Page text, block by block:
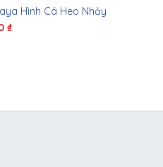
Hình Cá Heo Nhảy
₫